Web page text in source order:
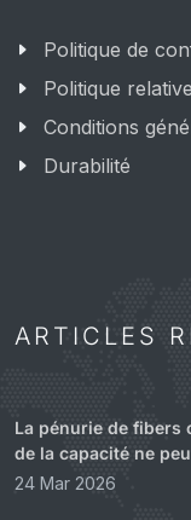
Politique de
Politique
Conditions
Durabilité
ARTICLES
La pénurie de
de la capacité ne
24 Mar 2026